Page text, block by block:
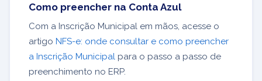
Como preencher na Conta Azul
Com a Inscrição Municipal em mãos, acesse o
artigo NFS-e: onde consultar e como preencher
a Inscrição Municipal para o passo a passo de
preenchimento no ERP.